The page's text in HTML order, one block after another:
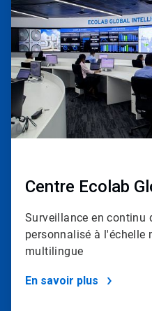
de
4
Centre Ecolab
Surveillance en continu
personnalisé à l'échelle
multilingue
En savoir plus